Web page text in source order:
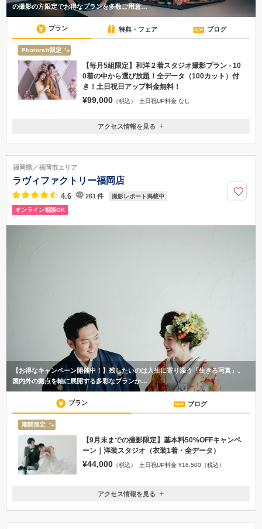
の撮影の方限定でお得なプランを多数ご用意…
プラン 特典・フェア ブログ
Photorait限定
【毎月5組限定】和洋２着スタジオ撮影プラン - 10
0着の中から選び放題！全データ（100カット）付
き！土日祝日アップ料金無料！
¥99,000 （税込） 土日祝UP料金 なし
福岡県福岡市中央区今泉１－２－１３ レソラ今泉テラス２階
092-791-2561
アクセス情報を見る
福岡県／福岡市エリア
ラヴィファクトリー福岡店
4.6 261件 撮影レポート掲載中
オンライン相談OK
【お得なキャンペーン開催中！】残したいのは人生に寄り添う「生きる写真」。
国内外の拠点を軸に展開する多彩なプランか…
プラン ブログ
期間限定
【9月末までの撮影限定】基本料50%OFFキャンペ
ーン｜洋装スタジオ（衣装1着・全データ）
¥44,000 （税込） 土日祝UP料金 ¥16,500（税込）
福岡県福岡市中央区大名1-3-14 花形館2F
アクセス情報を見る